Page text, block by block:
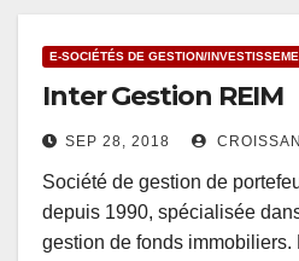
E-SOCIÉTÉS DE GESTION/
Inter Gestion REIM
SEP 28, 2018
Société de gestion de
depuis 1990, spécialisée
gestion de fonds immobiliers.